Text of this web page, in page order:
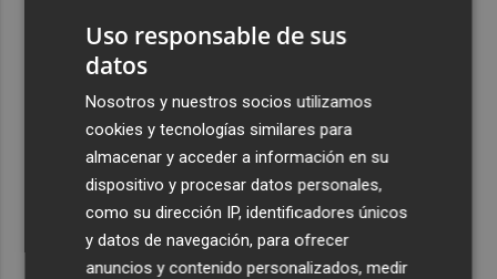
con una victoria contra el Galatasaray
Kiat Lim preside por primera vez un partido en Mestalla
Uso responsable de sus
datos
Nosotros y nuestros socios utilizamos
cookies y tecnologías similares para
almacenar y acceder a información en su
dispositivo y procesar datos personales,
como su dirección IP, identificadores únicos
y datos de navegación, para ofrecer
anuncios y contenido personalizados, medir